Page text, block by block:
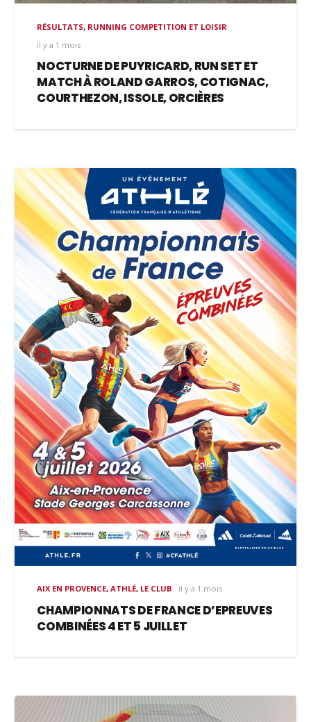
RÉSULTATS, RUNNING COMPETITION ET LOISIR
il y a 1 mois
NOCTURNE DE PUYRICARD, RUN SET ET
MATCH À ROLAND GARROS, COTIGNAC,
COURTHEZON, ISSOLE, ORCIÈRES
AIX EN PROVENCE,ATHLÉ, LE CLUB il y a 1 mois
CHAMPIONNATS DE FRANCE D’EPREUVES
COMBINÉES 4 ET 5 JUILLET